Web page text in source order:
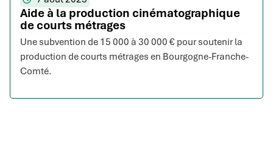
Aide à la production cinématographique
de courts métrages
Une subvention de 15 000 à 30 000 € pour soutenir la
production de courts métrages en Bourgogne-Franche-
Comté.